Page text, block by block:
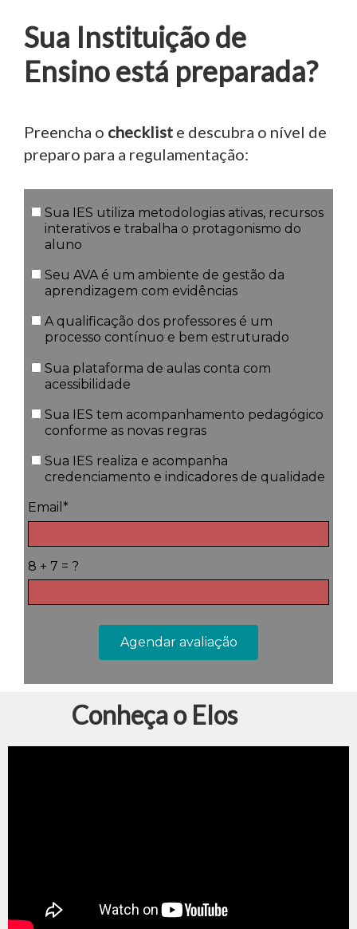
Sua Instituição de
Ensino está preparada?
Preencha o checklist e descubra o nível de
preparo para a regulamentação:
Sua IES utiliza metodologias ativas, recursos
interativos e trabalha o protagonismo do
aluno
Seu AVA é um ambiente de gestão da
aprendizagem com evidências
A qualificação dos professores é um
processo contínuo e bem estruturado
Sua plataforma de aulas conta com
acessibilidade
Sua IES tem acompanhamento pedagógico
conforme as novas regras
Sua IES realiza e acompanha
credenciamento e indicadores de qualidade
Email*
8 + 7 = ?
Agendar avaliação
Conheça o Elos